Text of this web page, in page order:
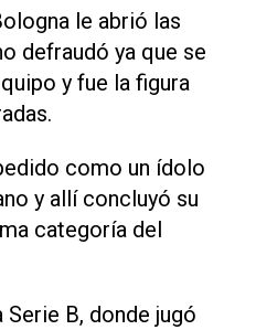
le abrió las
defraudó ya que se
y fue la figura
como un ídolo
y allí concluyó su
categoría del
Serie B, donde jugó